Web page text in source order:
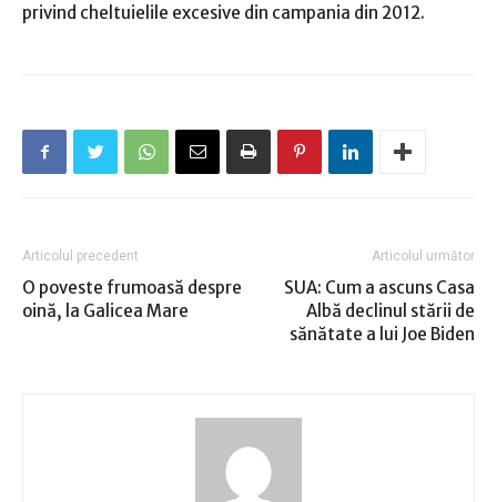
privind cheltuielile excesive din campania din 2012.
Articolul precedent
O poveste frumoasă despre
oină, la Galicea Mare
Articolul următor
SUA: Cum a ascuns Casa
Albă declinul stării de
sănătate a lui Joe Biden